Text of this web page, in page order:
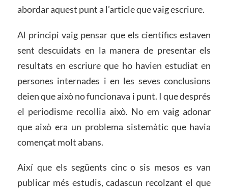
abordar aquest punt a l’article que vaig escriure.
Al principi vaig pensar que els científics estaven
sent descuidats en la manera de presentar els
resultats en escriure que ho havien estudiat en
persones internades i en les seves conclusions
deien que això no funcionava i punt. I que després
el periodisme recollia això. No em vaig adonar
que això era un problema sistemàtic que havia
començat molt abans.
Així que els següents cinc o sis mesos es van
publicar més estudis, cadascun recolzant el que